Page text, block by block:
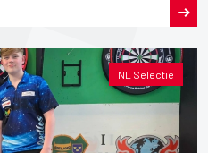
NL Selectie